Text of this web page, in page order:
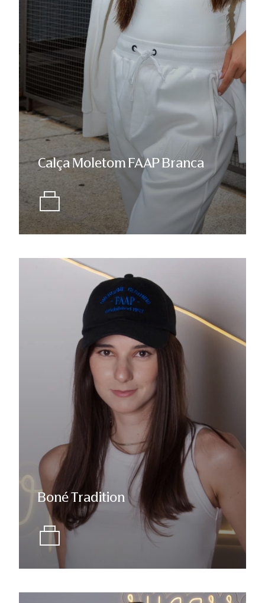
Calça Moletom FAAP Branca
Boné Tradition